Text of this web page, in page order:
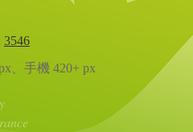
3546
、手機 420+ px